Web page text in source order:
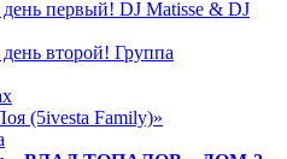
первый! DJ Matisse & DJ
второй! Группа
(5ivesta Family)»